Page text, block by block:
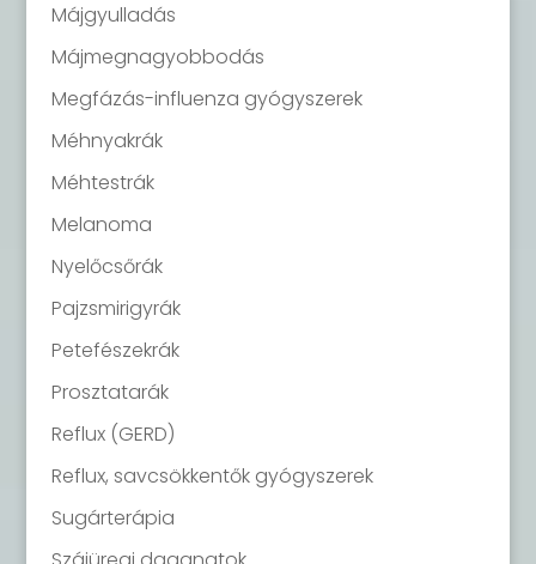
Májgyulladás
Májmegnagyobbodás
Megfázás-influenza gyógyszerek
Méhnyakrák
Méhtestrák
Melanoma
Nyelőcsőrák
Pajzsmirigyrák
Petefészekrák
Prosztatarák
Reflux (GERD)
Reflux, savcsökkentők gyógyszerek
Sugárterápia